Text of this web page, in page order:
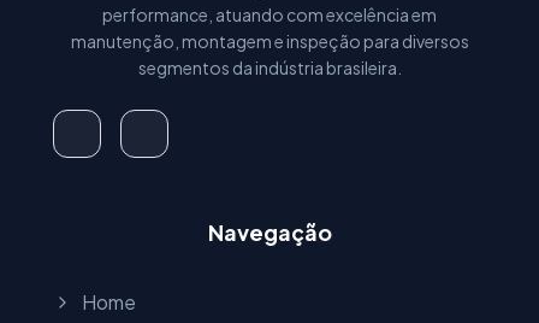
performance, atuando com excelência em
manutenção, montagem e inspeção para diversos
segmentos da indústria brasileira.
Navegação
Home